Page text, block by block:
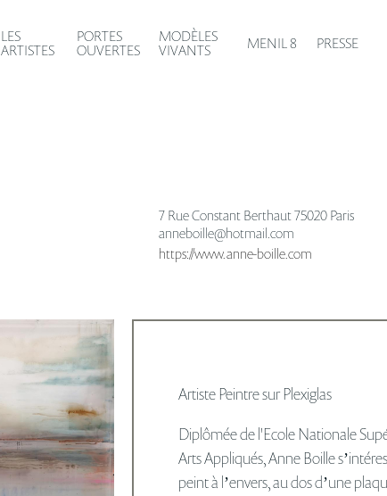
LES
ARTISTES
PORTES
OUVERTES
MODÈLES
VIVANTS MENIL 8
PRESSE
7 Rue Constant Berthaut 75020 Paris
anneboille@hotmail.com
https://www.anne-boille.com
Artiste Peintre sur Plexiglas
Diplômée de l'Ecole Nationale
Arts Appliqués, Anne Boille
peint à lʼenvers, au dos dʼune